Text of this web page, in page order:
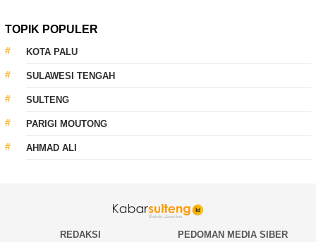
TOPIK POPULER
KOTA PALU
SULAWESI TENGAH
SULTENG
PARIGI MOUTONG
AHMAD ALI
REDAKSI
PEDOMAN MEDIA SIBER